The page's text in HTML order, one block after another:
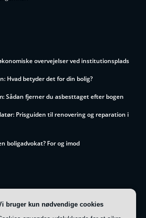
overvejelser ved institutionsplads
Hvad betyder det for din bolig?
Sådan fjerner du asbesttaget efter bogen
Prisguiden til renovering og reparation i
boligadvokat? For og imod
bruger kun nødvendige cookies